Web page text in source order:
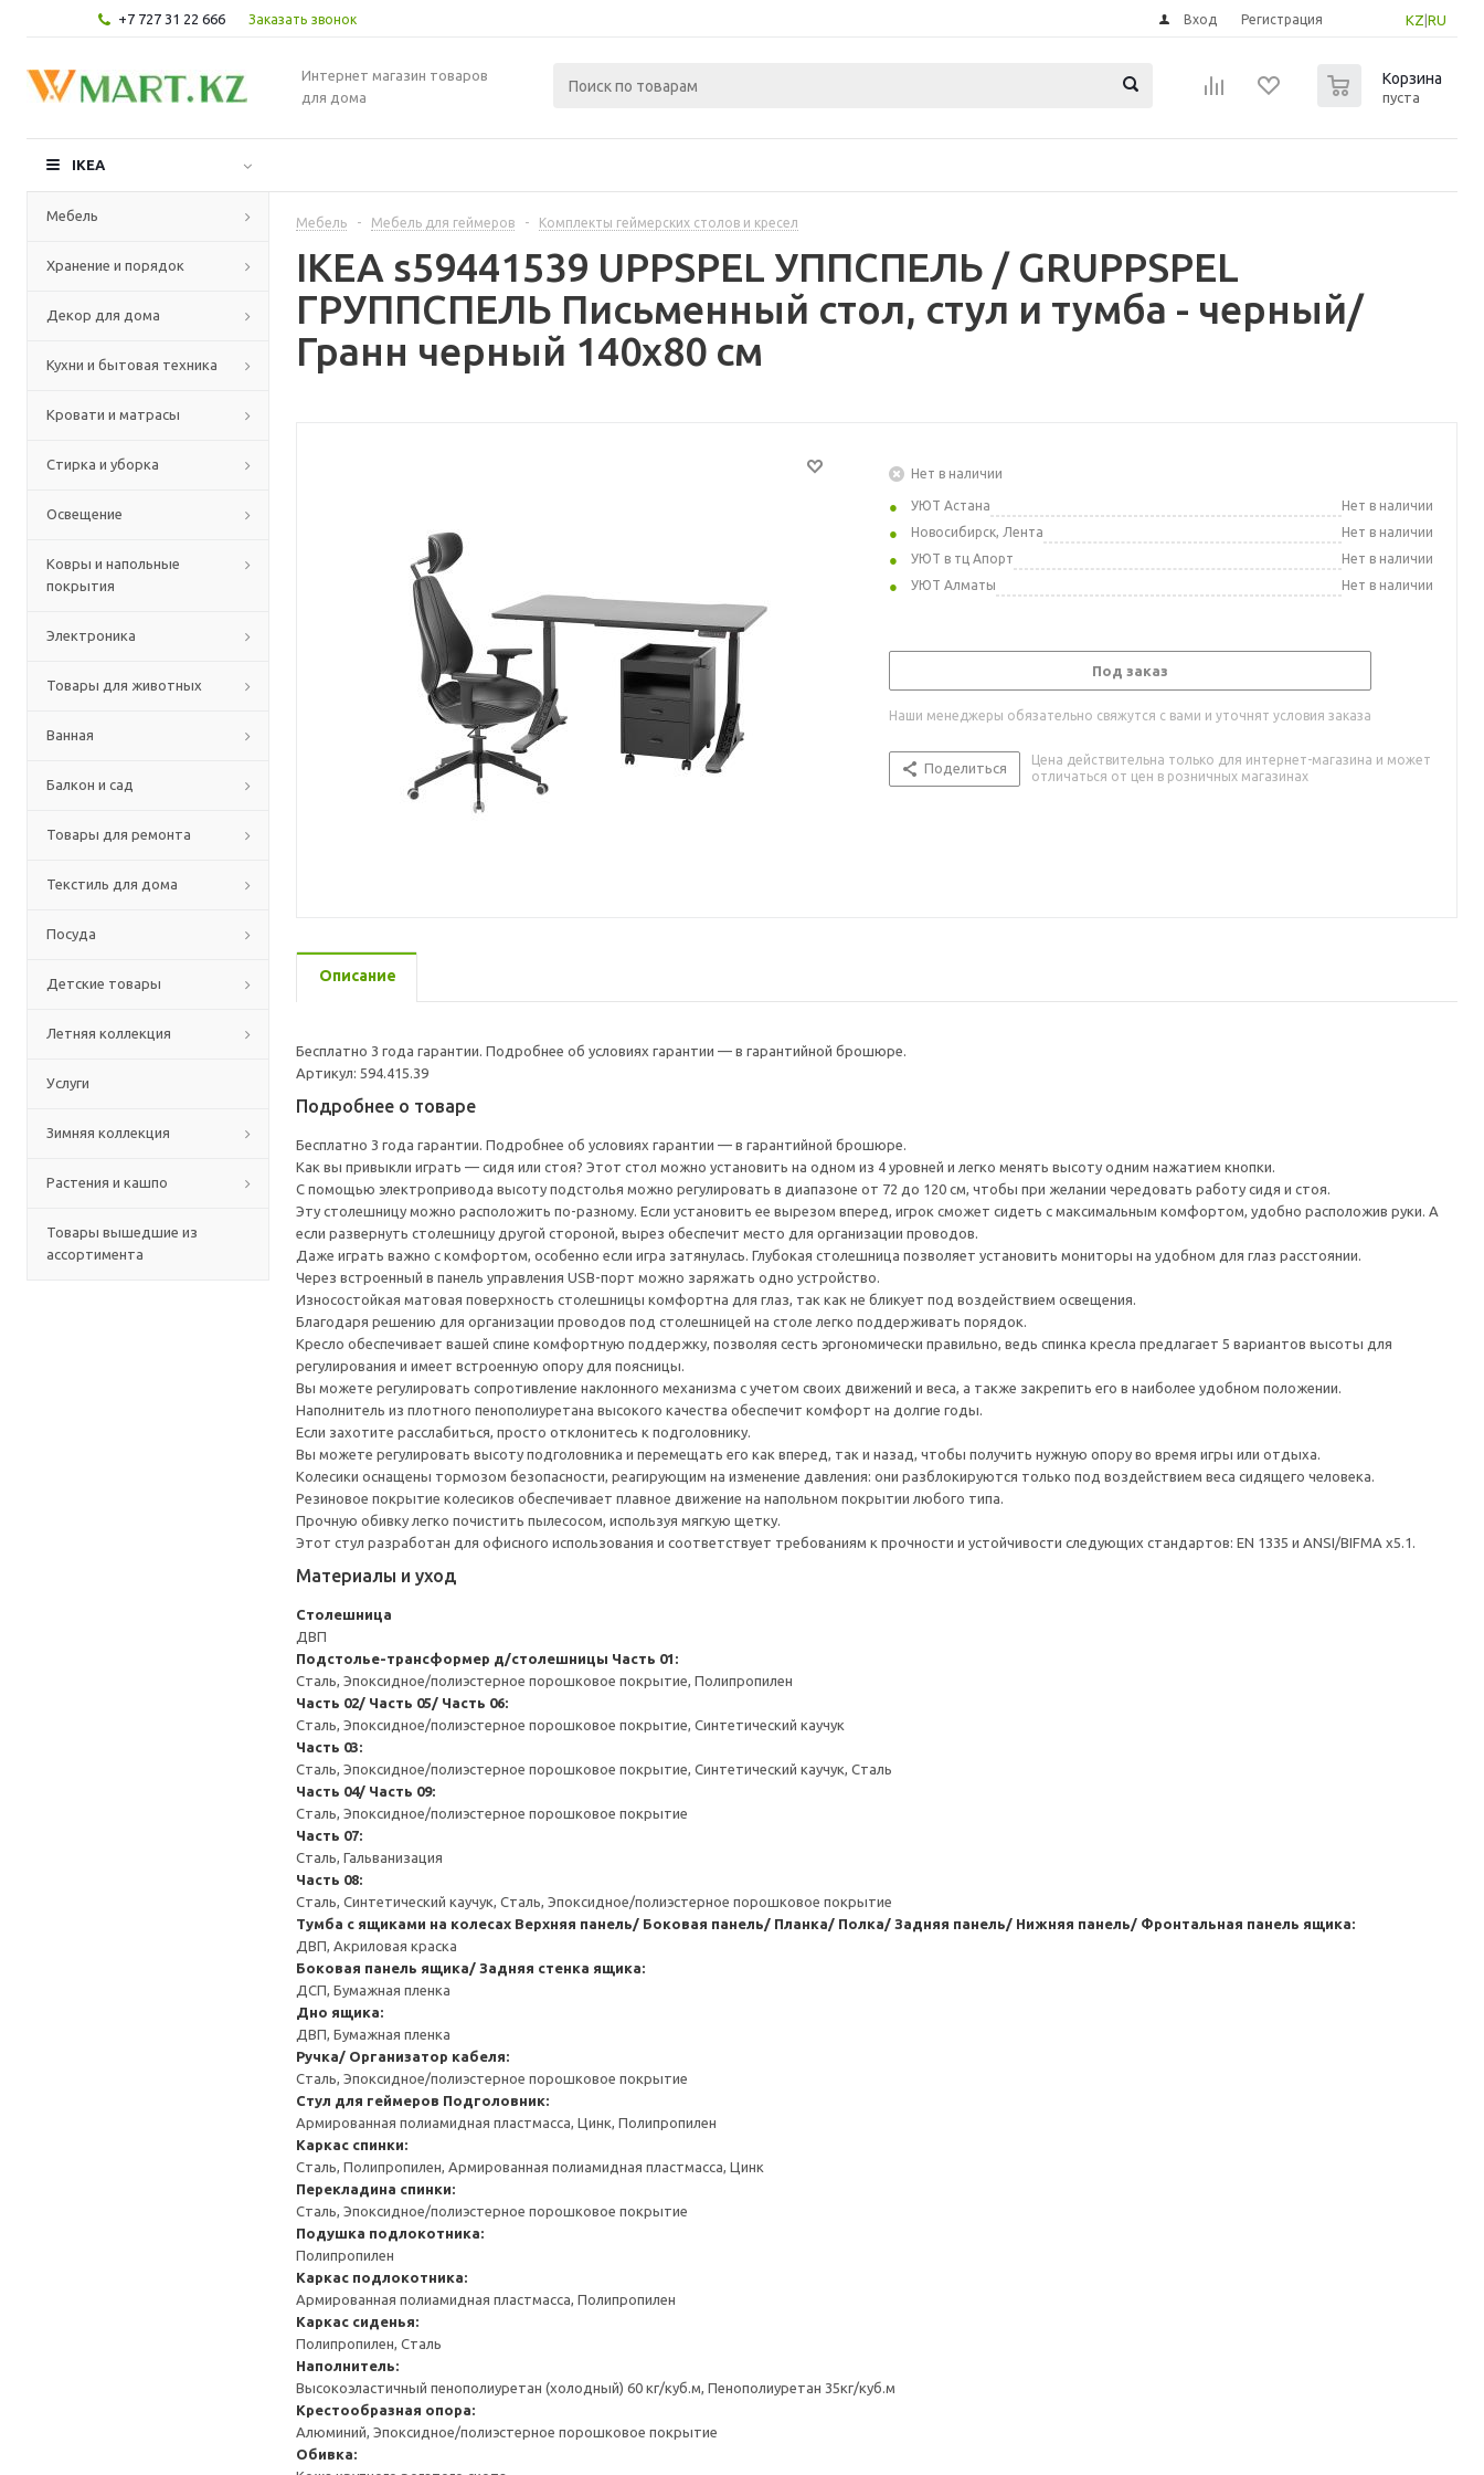
+7 727 31 22 666 Заказать звонок KZ RU
Вход Регистрация
Интернет магазин товаров
для дома
Корзина
пуста
IKEA
Мебель
Хранение и порядок
Декор для дома
Кухни и бытовая техника
Кровати и матрасы
Стирка и уборка
Освещение
Ковры и напольные
покрытия
Электроника
Товары для животных
Ванная
Балкон и сад
Товары для ремонта
Текстиль для дома
Посуда
Детские товары
Летняя коллекция
Услуги
Зимняя коллекция
Растения и кашпо
Товары вышедшие из
ассортимента
Мебель - Мебель для геймеров - Комплекты геймерских столов и кресел
IKEA s59441539 UPPSPEL УППСПЕЛЬ / GRUPPSPEL
ГРУППСПЕЛЬ Письменный стол, стул и тумба - черный/
Гранн черный 140x80 см
Нет в наличии
УЮТ Астана
Нет в наличии
Новосибирск, Лента
Нет в наличии
УЮТ в тц Апорт
Нет в наличии
УЮТ Алматы
Нет в наличии
Под заказ
Наши менеджеры обязательно свяжутся с вами и уточнят условия заказа
Поделиться
Цена действительна только для интернет-магазина и может
отличаться от цен в розничных магазинах
Описание
Бесплатно 3 года гарантии. Подробнее об условиях гарантии — в гарантийной брошюре.
Артикул: 594.415.39
Подробнее о товаре
Бесплатно 3 года гарантии. Подробнее об условиях гарантии — в гарантийной брошюре.
Как вы привыкли играть — сидя или стоя? Этот стол можно установить на одном из 4 уровней и легко менять высоту одним нажатием кнопки.
С помощью электропривода высоту подстолья можно регулировать в диапазоне от 72 до 120 см, чтобы при желании чередовать работу сидя и стоя.
Эту столешницу можно расположить по-разному. Если установить ее вырезом вперед, игрок сможет сидеть с максимальным комфортом, удобно расположив руки. А
если развернуть столешницу другой стороной, вырез обеспечит место для организации проводов.
Даже играть важно с комфортом, особенно если игра затянулась. Глубокая столешница позволяет установить мониторы на удобном для глаз расстоянии.
Через встроенный в панель управления USB-порт можно заряжать одно устройство.
Износостойкая матовая поверхность столешницы комфортна для глаз, так как не бликует под воздействием освещения.
Благодаря решению для организации проводов под столешницей на столе легко поддерживать порядок.
Кресло обеспечивает вашей спине комфортную поддержку, позволяя сесть эргономически правильно, ведь спинка кресла предлагает 5 вариантов высоты для
регулирования и имеет встроенную опору для поясницы.
Вы можете регулировать сопротивление наклонного механизма с учетом своих движений и веса, а также закрепить его в наиболее удобном положении.
Наполнитель из плотного пенополиуретана высокого качества обеспечит комфорт на долгие годы.
Если захотите расслабиться, просто отклонитесь к подголовнику.
Вы можете регулировать высоту подголовника и перемещать его как вперед, так и назад, чтобы получить нужную опору во время игры или отдыха.
Колесики оснащены тормозом безопасности, реагирующим на изменение давления: они разблокируются только под воздействием веса сидящего человека.
Резиновое покрытие колесиков обеспечивает плавное движение на напольном покрытии любого типа.
Прочную обивку легко почистить пылесосом, используя мягкую щетку.
Этот стул разработан для офисного использования и соответствует требованиям к прочности и устойчивости следующих стандартов: EN 1335 и ANSI/BIFMA x5.1.
Материалы и уход
Столешница
ДВП
Подстолье-трансформер д/столешницы Часть 01:
Сталь, Эпоксидное/полиэстерное порошковое покрытие, Полипропилен
Часть 02/ Часть 05/ Часть 06:
Сталь, Эпоксидное/полиэстерное порошковое покрытие, Синтетический каучук
Часть 03:
Сталь, Эпоксидное/полиэстерное порошковое покрытие, Синтетический каучук, Сталь
Часть 04/ Часть 09:
Сталь, Эпоксидное/полиэстерное порошковое покрытие
Часть 07:
Сталь, Гальванизация
Часть 08:
Сталь, Синтетический каучук, Сталь, Эпоксидное/полиэстерное порошковое покрытие
Тумба с ящиками на колесах Верхняя панель/ Боковая панель/ Планка/ Полка/ Задняя панель/ Нижняя панель/ Фронтальная панель ящика:
ДВП, Акриловая краска
Боковая панель ящика/ Задняя стенка ящика:
ДСП, Бумажная пленка
Дно ящика:
ДВП, Бумажная пленка
Ручка/ Организатор кабеля:
Сталь, Эпоксидное/полиэстерное порошковое покрытие
Стул для геймеров Подголовник:
Армированная полиамидная пластмасса, Цинк, Полипропилен
Каркас спинки:
Сталь, Полипропилен, Армированная полиамидная пластмасса, Цинк
Перекладина спинки:
Сталь, Эпоксидное/полиэстерное порошковое покрытие
Подушка подлокотника:
Полипропилен
Каркас подлокотника:
Армированная полиамидная пластмасса, Полипропилен
Каркас сиденья:
Полипропилен, Сталь
Наполнитель:
Высокоэластичный пенополиуретан (холодный) 60 кг/куб.м, Пенополиуретан 35кг/куб.м
Крестообразная опора:
Алюминий, Эпоксидное/полиэстерное порошковое покрытие
Обивка: